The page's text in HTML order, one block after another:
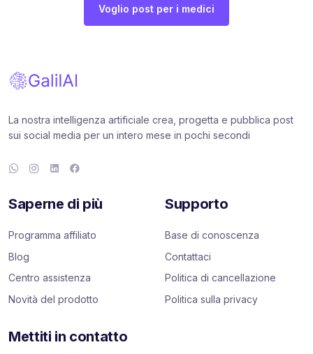
Voglio post per i medici
La nostra intelligenza artificiale crea, progetta e pubblica post
sui social media per un intero mese in pochi secondi
Saperne di più
Programma affiliato
Blog
Centro assistenza
Novità del prodotto
Supporto
Base di conoscenza
Contattaci
Politica di cancellazione
Politica sulla privacy
Mettiti in contatto